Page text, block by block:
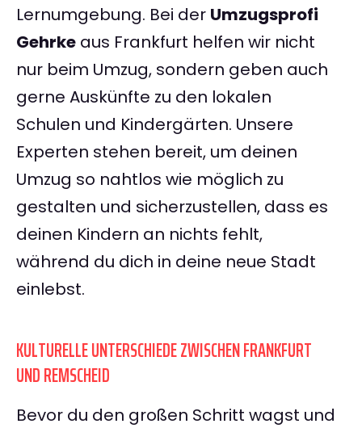
Lernumgebung. Bei der Umzugsprofi
Gehrke aus Frankfurt helfen wir nicht
nur beim Umzug, sondern geben auch
gerne Auskünfte zu den lokalen
Schulen und Kindergärten. Unsere
Experten stehen bereit, um deinen
Umzug so nahtlos wie möglich zu
gestalten und sicherzustellen, dass es
deinen Kindern an nichts fehlt,
während du dich in deine neue Stadt
einlebst.
KULTURELLE UNTERSCHIEDE ZWISCHEN FRANKFURT
UND REMSCHEID
Bevor du den großen Schritt wagst und